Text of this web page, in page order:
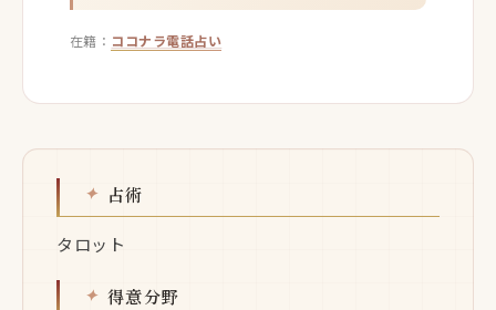
在籍： ココナラ電話占い
占術
タロット
得意分野